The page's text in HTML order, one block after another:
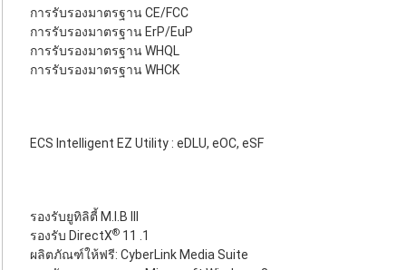
การรับรองมาตรฐาน CE/FCC
การรับรองมาตรฐาน ErP/EuP
การรับรองมาตรฐาน WHQL
การรับรองมาตรฐาน WHCK
ECS Intelligent EZ Utility : eDLU, eOC, eSF
รองรับยูทิลิตี้ M.I.B III
รองรับ DirectX® 11 .1
ผลิตภัณฑ์ให้ฟรี: CyberLink Media Suite